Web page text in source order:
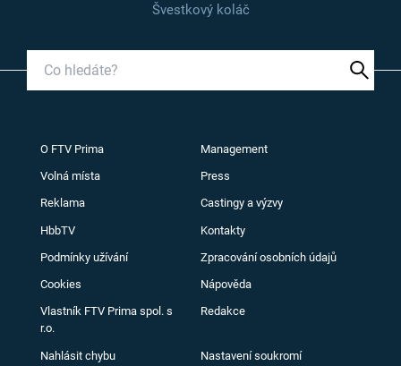
Švestkový koláč
O FTV Prima Management
Volná místa Press
Reklama Castingy a výzvy
HbbTV Kontakty
Podmínky užívání Zpracování osobních údajů
Cookies Nápověda
Vlastník FTV Prima spol. s
r.o.
Redakce
Nahlásit chybu Nastavení soukromí